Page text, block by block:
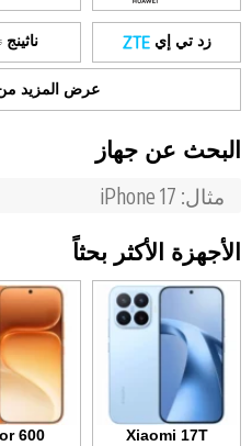
زد تي إي ناثينج
عرض المزيد من
البحث عن جهاز
الأجهزة الأكثر بحثاً
Xiaomi 17T
600